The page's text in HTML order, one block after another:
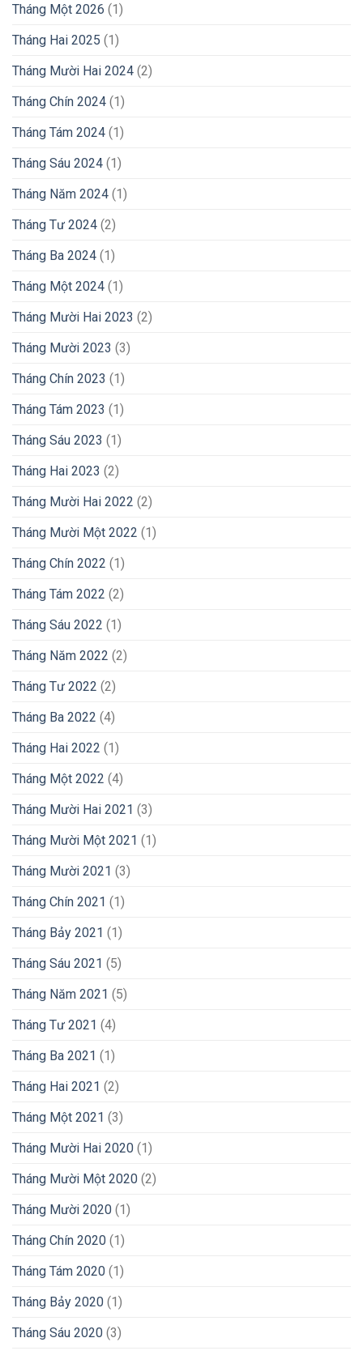
Tháng Một 2026 (1)
Tháng Hai 2025 (1)
Tháng Mười Hai 2024 (2)
Tháng Chín 2024 (1)
Tháng Tám 2024 (1)
Tháng Sáu 2024 (1)
Tháng Năm 2024 (1)
Tháng Tư 2024 (2)
Tháng Ba 2024 (1)
Tháng Một 2024 (1)
Tháng Mười Hai 2023 (2)
Tháng Mười 2023 (3)
Tháng Chín 2023 (1)
Tháng Tám 2023 (1)
Tháng Sáu 2023 (1)
Tháng Hai 2023 (2)
Tháng Mười Hai 2022 (2)
Tháng Mười Một 2022 (1)
Tháng Chín 2022 (1)
Tháng Tám 2022 (2)
Tháng Sáu 2022 (1)
Tháng Năm 2022 (2)
Tháng Tư 2022 (2)
Tháng Ba 2022 (4)
Tháng Hai 2022 (1)
Tháng Một 2022 (4)
Tháng Mười Hai 2021 (3)
Tháng Mười Một 2021 (1)
Tháng Mười 2021 (3)
Tháng Chín 2021 (1)
Tháng Bảy 2021 (1)
Tháng Sáu 2021 (5)
Tháng Năm 2021 (5)
Tháng Tư 2021 (4)
Tháng Ba 2021 (1)
Tháng Hai 2021 (2)
Tháng Một 2021 (3)
Tháng Mười Hai 2020 (1)
Tháng Mười Một 2020 (2)
Tháng Mười 2020 (1)
Tháng Chín 2020 (1)
Tháng Tám 2020 (1)
Tháng Bảy 2020 (1)
Tháng Sáu 2020 (3)